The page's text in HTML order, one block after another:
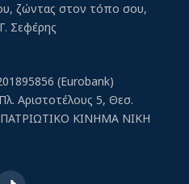
ζώντας στον τόπο σου,
Σεφέρης
(Eurobank)
Αριστοτέλους 5, Θεσ.
ΚΙΝΗΜΑ ΝΙΚΗ